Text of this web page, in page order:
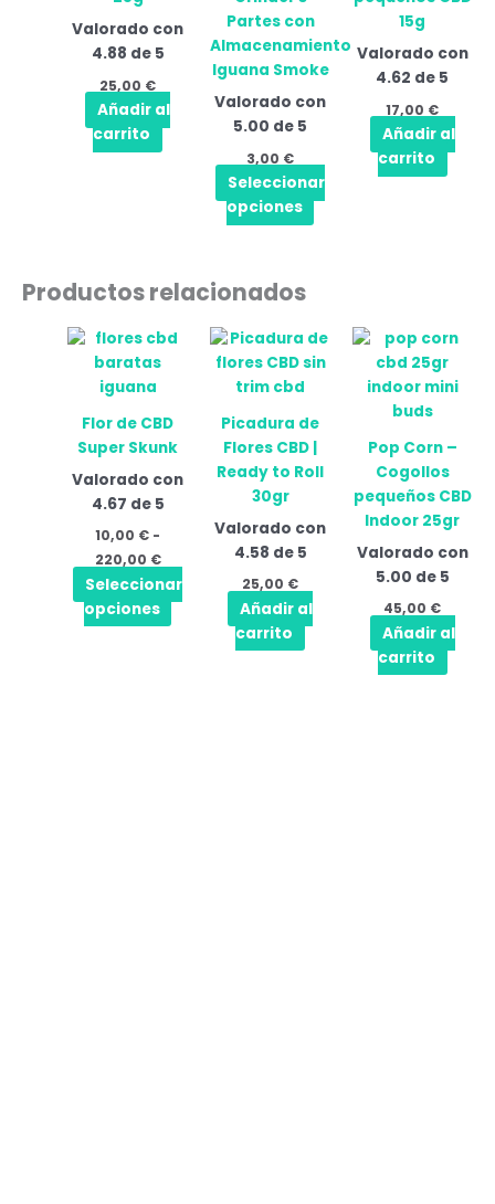
Valorado con
4.88 de 5
25,00 €
Añadir al
carrito
Partes con
Almacenamiento
Iguana Smoke
Valorado con
5.00 de 5
3,00 €
Seleccionar
opciones
elegir
en
la
página
de
producto
15g
Valorado con
4.62 de 5
17,00 €
Añadir al
carrito
Productos relacionados
Flor de CBD
Super Skunk
Valorado con
4.67 de 5
10,00 € -
220,00 €
Rango
precios:
hasta
220,00 €
Seleccionar
opciones
Este
producto
variantes.
Las
opciones
pueden
en
la
página
Picadura de
Flores CBD |
Ready to Roll
30gr
Valorado con
4.58 de 5
25,00 €
Añadir al
carrito
Pop Corn –
Cogollos
pequeños CBD
Indoor 25gr
Valorado con
5.00 de 5
45,00 €
Añadir al
carrito